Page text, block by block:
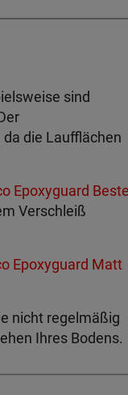
sind
die Laufflächen
Epoxyguard
Verschleiß
Epoxyguard Matt
nicht regelmäßig
Ihres Bodens.